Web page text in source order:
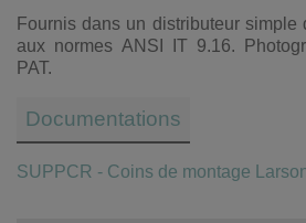
Fournis dans un distributeur simple
aux normes ANSI IT 9.16.
PAT.
Documentations
SUPPCR - Coins de montage